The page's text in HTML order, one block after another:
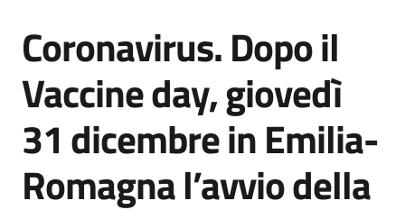
Agenzia
di
informazione
e
comunicazione
Salta al contenuto
Coronavirus. Dopo il
Vaccine day, giovedì
31 dicembre in Emilia-
Romagna l’avvio della